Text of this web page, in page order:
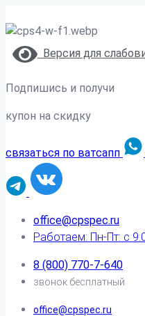
Версия для
Подпишись и получи
купон на скидку
связаться по ватсапп
office@cpspec.ru
Работаем: Пн-Пт: с
8 (800) 770-7-640
звонок бесплатный
office@cpspec.ru